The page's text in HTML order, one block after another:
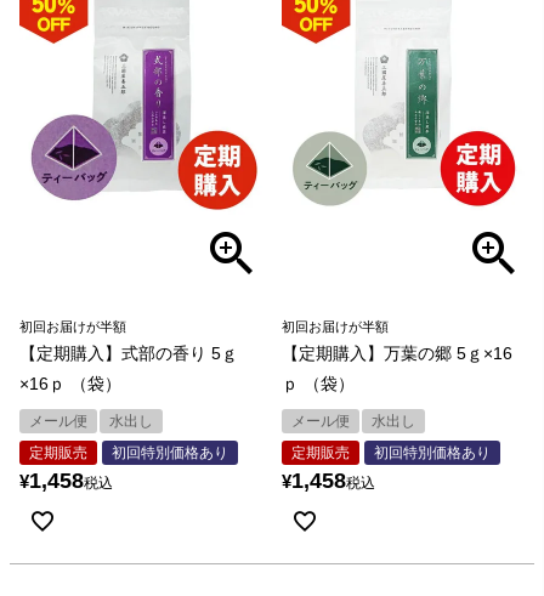
初回お届けが半額
【定期購入】式部の香り 5ｇ
×16ｐ （袋）
メール便
水出し
定期販売
初回特別価格あり
¥1,458税込
初回お届けが半額
【定期購入】万葉の郷 5ｇ×16
ｐ （袋）
メール便
水出し
定期販売
初回特別価格あり
¥1,458税込